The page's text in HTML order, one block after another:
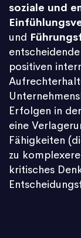
soziale und
und
positiven
Erfolgen in
eine
Fähigkeiten
zu
kritisches